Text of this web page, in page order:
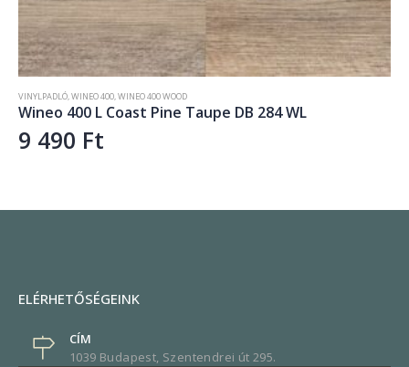
VINYLPADLÓ,WINEO 400
Wineo 400 L Coast Pine Greige DB 280 WL
ELÉRHETŐSÉGEINK
CÍM
1039 Budapest, Szentendrei út 295.